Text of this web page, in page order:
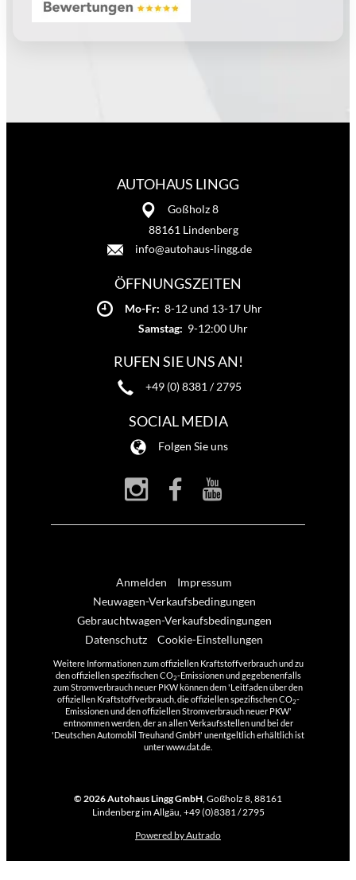
AUTOHAUS LINGG
Goßholz 8
88161 Lindenberg
info@autohaus-lingg.de
ÖFFNUNGSZEITEN
Mo-Fr: 8-12 und 13-17 Uhr
Samstag: 9-12:00 Uhr
RUFEN SIE UNS AN!
+49 (0) 8381 / 2795
SOCIAL MEDIA
Folgen Sie uns
Anmelden
Impressum
Neuwagen-Verkaufsbedingungen
Gebrauchtwagen-Verkaufsbedingungen
Datenschutz
Cookie-Einstellungen
Weitere Informationen zum offiziellen Kraftstoffverbrauch und zu
den offiziellen spezifischen CO2-Emissionen und gegebenenfalls
zum Stromverbrauch neuer PKW können dem 'Leitfaden über den
offiziellen Kraftstoffverbrauch, die offiziellen spezifischen CO2-
Emissionen und den offiziellen Stromverbrauch neuer PKW'
entnommen werden, der an allen Verkaufsstellen und bei der
'Deutschen Automobil Treuhand GmbH' unentgeltlich erhältlich ist
unter www.dat.de.
© 2026Autohaus Lingg GmbH, Goßholz 8, 88161
Lindenberg im Allgäu, +49 (0)8381 / 2795
Powered by Autrado